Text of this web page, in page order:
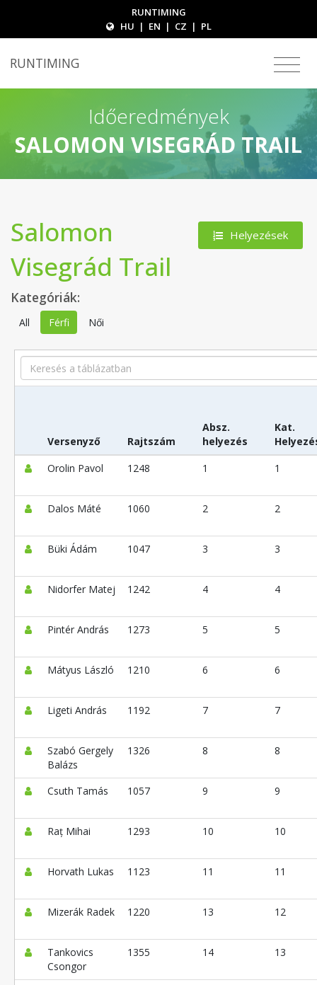
RUNTIMING
HU | EN | CZ | PL
RUNTIMING
Időeredmények
SALOMON VISEGRÁD TRAIL
Helyezések
Salomon
Visegrád Trail
Kategóriák:
All Férfi Női
Search
Versenyző Rajtszám
Absz.
helyezés
Kat.
Orolin Pavol
1248 1 1
Dalos Máté 1060 2 2
Büki Ádám 1047 3 3
Nidorfer Matej 1242 4 4
Pintér András 1273 5 5
Mátyus László 1210 6 6
Ligeti András 1192 7 7
Szabó Gergely
Balázs
1326 8 8
Csuth Tamás 1057 9 9
Raț Mihai 1293 10 10
Horvath Lukas 1123 11 11
Mizerák Radek 1220 13 12
Tankovics
Csongor
1355 14 13